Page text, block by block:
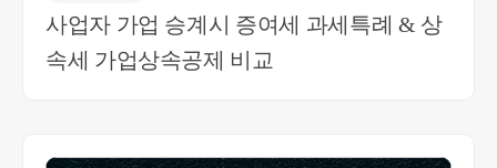
사업자 가업 승계시 증여세 과세특례 & 상
속세 가업상속공제 비교